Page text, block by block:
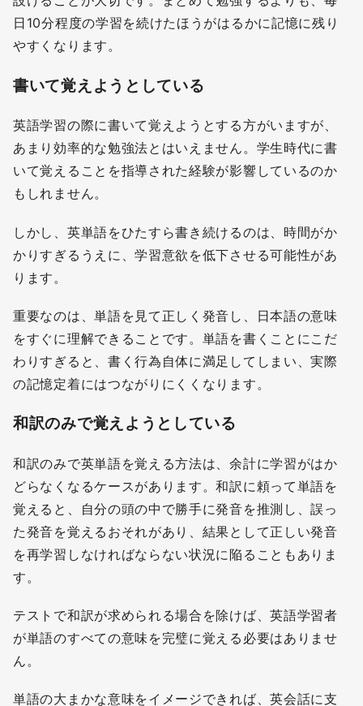
日10分程度の学習を続けたほうがはるかに記憶に残り
やすくなります。
書いて覚えようとしている
英語学習の際に書いて覚えようとする方がいますが、
あまり効率的な勉強法とはいえません。学生時代に書
いて覚えることを指導された経験が影響しているのか
もしれません。
しかし、英単語をひたすら書き続けるのは、時間がか
かりすぎるうえに、学習意欲を低下させる可能性があ
ります。
重要なのは、単語を見て正しく発音し、日本語の意味
をすぐに理解できることです。単語を書くことにこだ
わりすぎると、書く行為自体に満足してしまい、実際
の記憶定着にはつながりにくくなります。
和訳のみで覚えようとしている
和訳のみで英単語を覚える方法は、余計に学習がはか
どらなくなるケースがあります。和訳に頼って単語を
覚えると、自分の頭の中で勝手に発音を推測し、誤っ
た発音を覚えるおそれがあり、結果として正しい発音
を再学習しなければならない状況に陥ることもありま
す。
テストで和訳が求められる場合を除けば、英語学習者
が単語のすべての意味を完璧に覚える必要はありませ
ん。
単語の大まかな意味をイメージできれば、英会話に支